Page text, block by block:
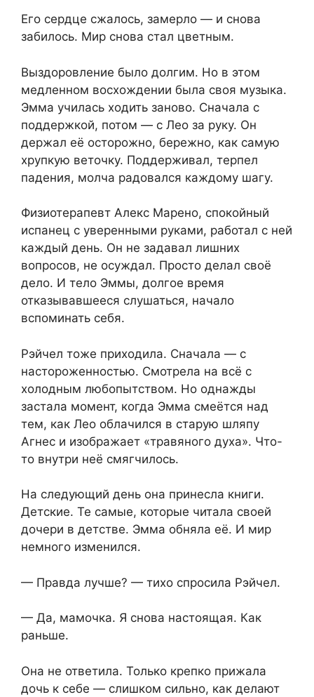
Его сердце сжалось, замерло — и снова
забилось. Мир снова стал цветным.
Выздоровление было долгим. Но в этом
медленном восхождении была своя музыка.
Эмма училась ходить заново. Сначала с
поддержкой, потом — с Лео за руку. Он
держал её осторожно, бережно, как самую
хрупкую веточку. Поддерживал, терпел
падения, молча радовался каждому шагу.
Физиотерапевт Алекс Марено, спокойный
испанец с уверенными руками, работал с ней
каждый день. Он не задавал лишних
вопросов, не осуждал. Просто делал своё
дело. И тело Эммы, долгое время
отказывавшееся слушаться, начало
вспоминать себя.
Рэйчел тоже приходила. Сначала — с
настороженностью. Смотрела на всё с
холодным любопытством. Но однажды
застала момент, когда Эмма смеётся над
тем, как Лео облачился в старую шляпу
Агнес и изображает «травяного духа». Что-
то внутри неё смягчилось.
На следующий день она принесла книги.
Детские. Те самые, которые читала своей
дочери в детстве. Эмма обняла её. И мир
немного изменился.
— Правда лучше? — тихо спросила Рэйчел.
— Да, мамочка. Я снова настоящая. Как
раньше.
Она не ответила. Только крепко прижала
дочь к себе — слишком сильно, как делают